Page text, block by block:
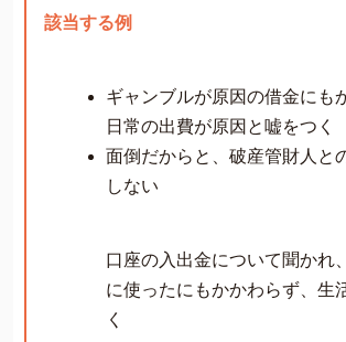
該当する例
ギャンブルが原因の借金にも
日常の出費が原因と嘘をつく
面倒だからと、破産管財人と
しない
口座の入出金について聞かれ
に使ったにもかかわらず、生
く